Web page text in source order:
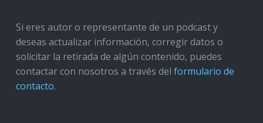
Si eres autor o representante de un podcast y
deseas actualizar información, corregir datos o
solicitar la retirada de algún contenido, puedes
contactar con nosotros a través del formulario de
contacto.